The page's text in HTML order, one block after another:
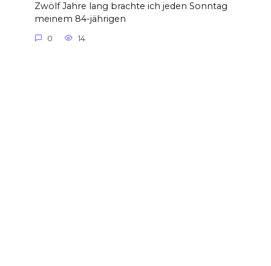
Zwölf Jahre lang brachte ich jeden Sonntag
meinem 84-jährigen
0 14